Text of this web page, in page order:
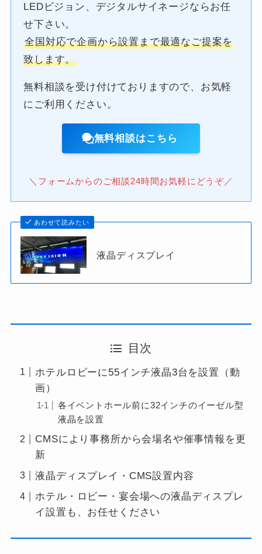
LEDビジョン、デジタルサイネージならお任
せ下さい。
全国対応で企画から設置まで最適なご提案を
致します。
無料相談を受け付けておりますので、お気軽
にご利用ください。
無料相談はこちら
＼フォームからのご相談24時間お気軽にどうぞ／
あわせて読みたい
液晶ディスプレイ
目次
ホテルロビーに55インチ液晶3台を設置（動
画）
各イベントホール前に32インチのイーゼル型
液晶を設置
CMSにより事務所から会場名や催事情報を更
新
液晶ディスプレイ・CMS設置内容
ホテル・ロビー・宴会場への液晶ディスプレ
イ設置も、お任せください